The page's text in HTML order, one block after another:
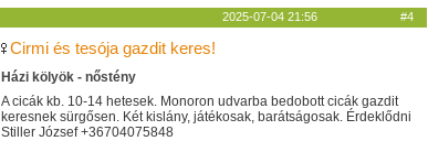
2025-07-04 21:56 #4
Cirmi és tesója gazdit keres!
Házi kölyök - nőstény
A cicák kb. 10-14 hetesek. Monoron udvarba bedobott cicák gazdit
keresnek sürgősen. Két kislány, játékosak, barátságosak. Érdeklődni
Stiller József +36704075848